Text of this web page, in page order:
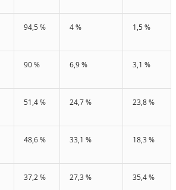
94,5 % 4 % 1,5 %
90 % 6,9 % 3,1 %
51,4 % 24,7 % 23,8 %
48,6 % 33,1 % 18,3 %
37,2 % 27,3 % 35,4 %